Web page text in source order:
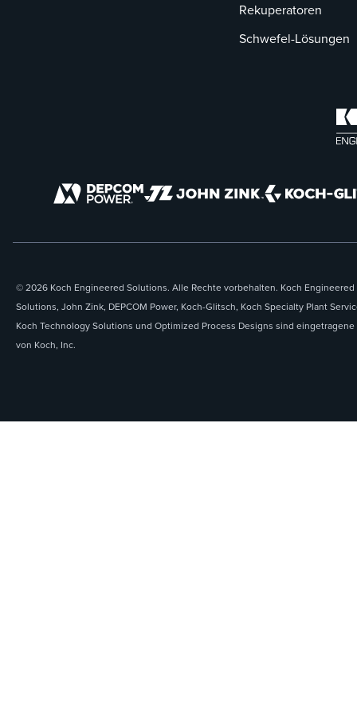
Rekuperatoren
Schwefel-Lösungen
© 2026 Koch Engineered Solutions. Alle Rechte vorbehalten. Koch Engineered
Solutions, John Zink, DEPCOM Power, Koch-Glitsch, Koch Specialty Plant
Koch Technology Solutions und Optimized Process Designs sind eingetragene
von Koch, Inc.